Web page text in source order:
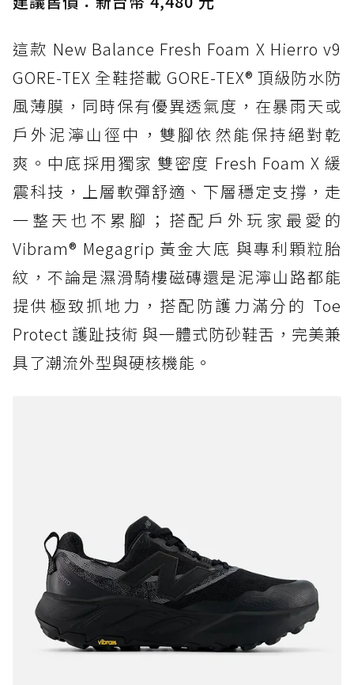
這款 New Balance Fresh Foam X Hierro v9
GORE-TEX 全鞋搭載 GORE-TEX® 頂級防水防
風薄膜，同時保有優異透氣度，在暴雨天或
戶外泥濘山徑中，雙腳依然能保持絕對乾
爽。中底採用獨家 雙密度 Fresh Foam X 緩
震科技，上層軟彈舒適、下層穩定支撐，走
一整天也不累腳；搭配戶外玩家最愛的
Vibram® Megagrip 黃金大底 與專利顆粒胎
紋，不論是濕滑騎樓磁磚還是泥濘山路都能
提供極致抓地力，搭配防護力滿分的 Toe
Protect 護趾技術 與一體式防砂鞋舌，完美兼
具了潮流外型與硬核機能。